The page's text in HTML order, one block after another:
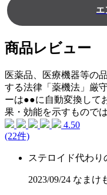
商品レビュー
医薬品、医療機器等の
する法律「薬機法」厳
ーは●●に自動変換して
果・効能を示すもので
4.50
(22件)
ステロイド代わり
2023/09/24 なまけ